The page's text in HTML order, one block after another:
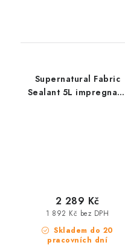
Supernatural Fabric
Sealant 5L impregnace
Skladem do 20
pracovních dní
1 892 Kč bez DPH
2 289 Kč